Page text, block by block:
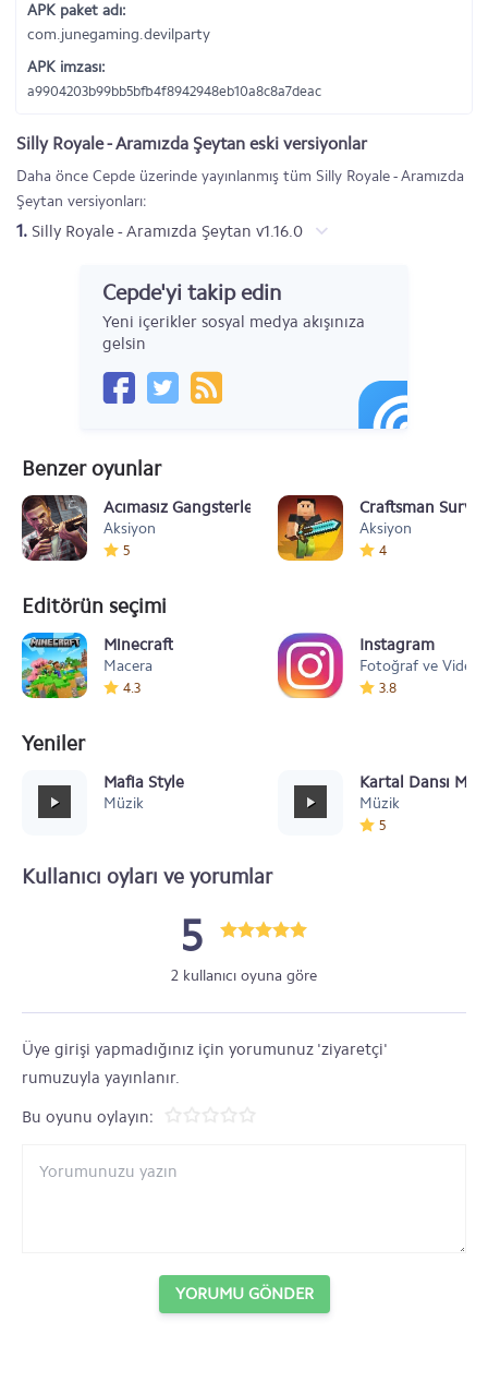
APK paket adı:
com.junegaming.devilparty
APK imzası:
a9904203b99bb5bfb4f8942948eb10a8c8a7deac
Silly Royale - Aramızda Şeytan eski versiyonlar
Daha önce Cepde üzerinde yayınlanmış tüm Silly Royale - Aramızda
Şeytan versiyonları:
1. Silly Royale - Aramızda Şeytan v1.16.0
Cepde'yi takip edin
Yeni içerikler sosyal medya akışınıza
gelsin
Benzer oyunlar
Acımasız Gangsterler 3D
Aksiyon
5
Craftsman
Aksiyon
4
Editörün seçimi
Minecraft
Macera
4.3
Instagram
Fotoğraf ve Video
3.8
Yeniler
Mafia Style
Müzik
Kartal Dansı
Müzik
5
Kullanıcı oyları ve yorumlar
5
2 kullanıcı oyuna göre
Üye girişi yapmadığınız için yorumunuz 'ziyaretçi'
rumuzuyla yayınlanır.
Bu oyunu oylayın:
YORUMU GÖNDER